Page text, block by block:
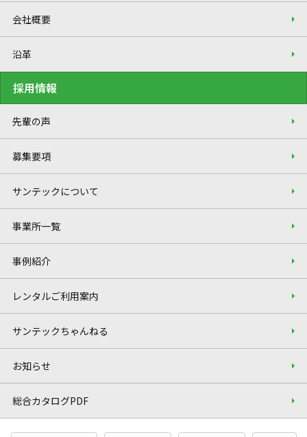
会社概要
沿革
採用情報
先輩の声
募集要項
サンテックについて
事業所一覧
事例紹介
レンタルご利用案内
サンテックちゃんねる
お知らせ
総合カタログPDF